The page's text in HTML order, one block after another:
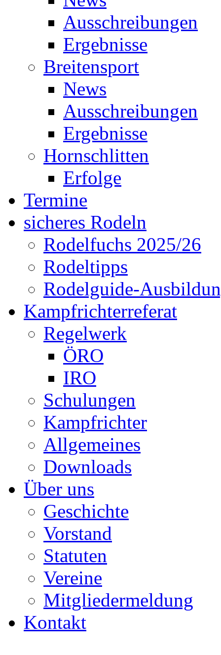
Ausschreibungen
Ergebnisse
Breitensport
News
Ausschreibungen
Ergebnisse
Hornschlitten
Erfolge
Termine
sicheres Rodeln
Rodelfuchs 2025/26
Rodeltipps
Rodelguide-
Kampfrichterreferat
Regelwerk
ÖRO
IRO
Schulungen
Kampfrichter
Allgemeines
Downloads
Über uns
Geschichte
Vorstand
Statuten
Vereine
Mitgliedermeldung
Kontakt